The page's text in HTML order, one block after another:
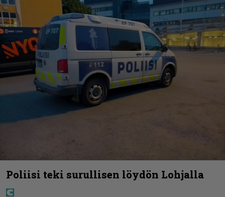
Poliisi teki surullisen löydön Lohjalla